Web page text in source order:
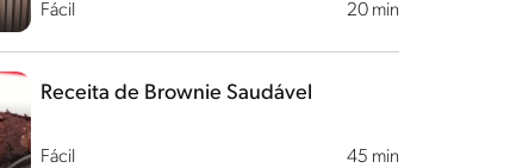
Fácil 20 min
Fácil 45 min
Receita de Brownie Saudável